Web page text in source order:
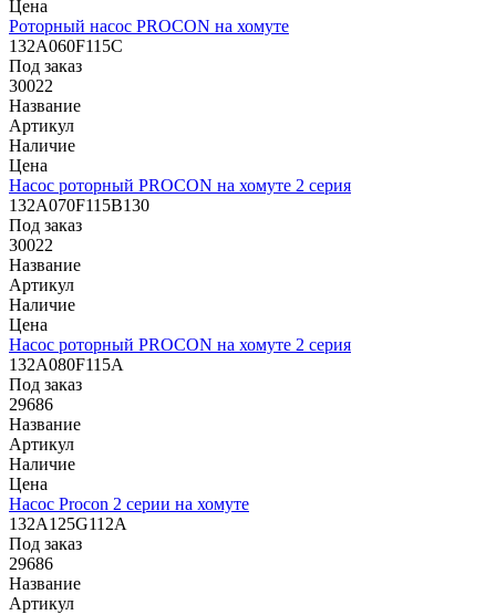
Цена
Роторный насос PROCON на хомуте
132A060F115C
Под заказ
30022
Название
Артикул
Наличие
Цена
Насос роторный PROCON на хомуте 2 серия
132A070F115B130
Под заказ
30022
Название
Артикул
Наличие
Цена
Насос роторный PROCON на хомуте 2 серия
132A080F115A
Под заказ
29686
Название
Артикул
Наличие
Цена
Насос Procon 2 серии на хомуте
132A125G112A
Под заказ
29686
Название
Артикул